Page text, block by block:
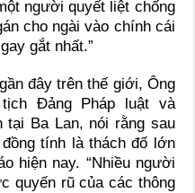
người quyết liệt chống
cho ngài vào chính cái
gắt nhất.”
đây trên thế giới, Ông
Đảng Pháp luật và
tại Ba Lan, nói rằng sau
tính là thách đố lớn
hiện nay. “Nhiều người
quyến rũ của các thông